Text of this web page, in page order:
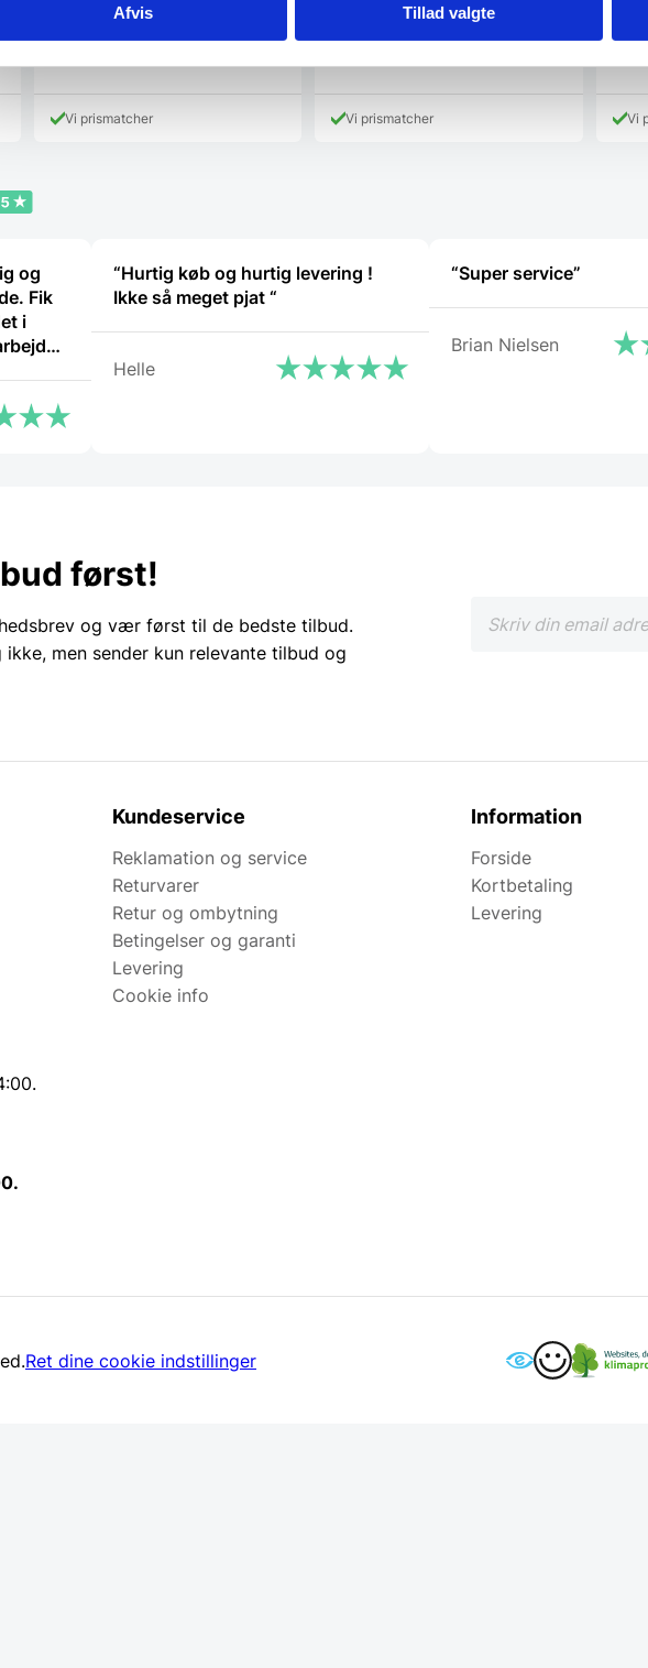
Afvis Tillad valgte
pris
var:
1.349,00 DKK.
Den
aktuelle
pris
er:Vi prismatcher
16,00DKK
Vi prismatcher
Den
pris
er:Vi
og
Fik
i
“Hurtig køb og hurtig levering !
Ikke så meget pjat “
Helle
“Super service”
Brian Nielsen
først!
og vær først til de bedste tilbud.
men sender kun relevante tilbud og
Kundeservice
Reklamation og service
Returvarer
Retur og ombytning
Betingelser og garanti
Levering
Cookie info
Information
Forside
Kortbetaling
Levering
Ret dine cookie indstillinger